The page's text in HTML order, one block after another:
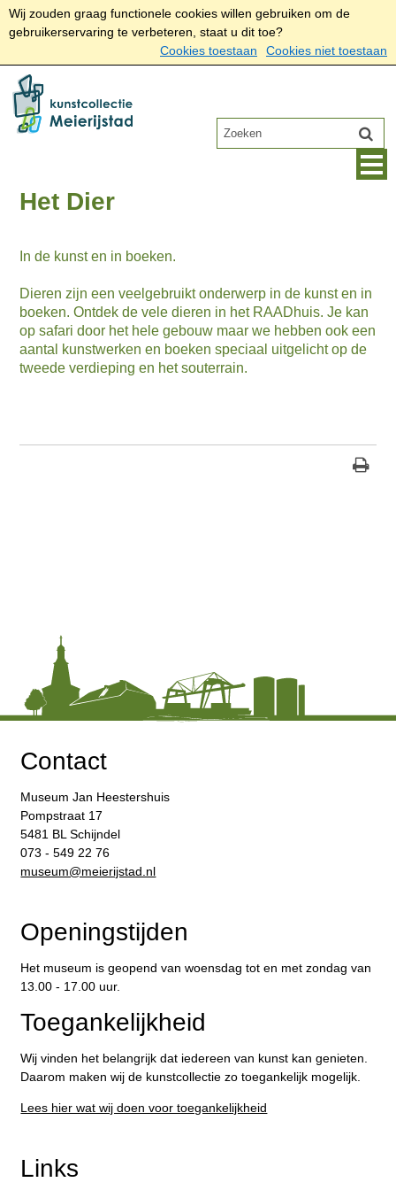
Wij zouden graag functionele cookies willen gebruiken om de
gebruikerservaring te verbeteren, staat u dit toe?
Cookies toestaan
Cookies niet toestaan
Het Dier
In de kunst en in boeken.
Dieren zijn een veelgebruikt onderwerp in de kunst en in
boeken. Ontdek de vele dieren in het RAADhuis. Je kan
op safari door het hele gebouw maar we hebben ook een
aantal kunstwerken en boeken speciaal uitgelicht op de
tweede verdieping en het souterrain.
Contact
Museum Jan Heestershuis
Pompstraat 17
5481 BL Schijndel
073 - 549 22 76
​museum@meierijstad.nl
Openingstijden
Het museum is geopend van woensdag tot en met zondag van
13.00 - 17.00 uur.
Toegankelijkheid
Wij vinden het belangrijk dat iedereen van kunst kan genieten.
Daarom maken wij de kunstcollectie zo toegankelijk mogelijk.
Lees hier wat wij doen voor toegankelijkheid
Links